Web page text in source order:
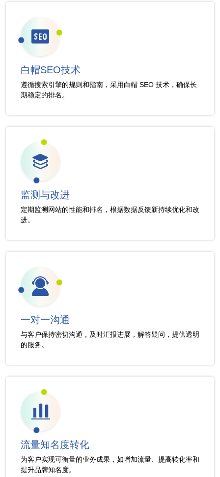
白帽SEO技术
遵循搜索引擎的规则和指南，采用白帽 SEO 技术，确保长
期稳定的排名。
监测与改进
定期监测网站的性能和排名，根据数据反馈新持续优化和改
进。
一对一沟通
与客户保持密切沟通，及时汇报进展，解答疑问，提供透明
的服务。
流量知名度转化
为客户实现可衡量的业务成果，如增加流量、提高转化率和
提升品牌知名度。